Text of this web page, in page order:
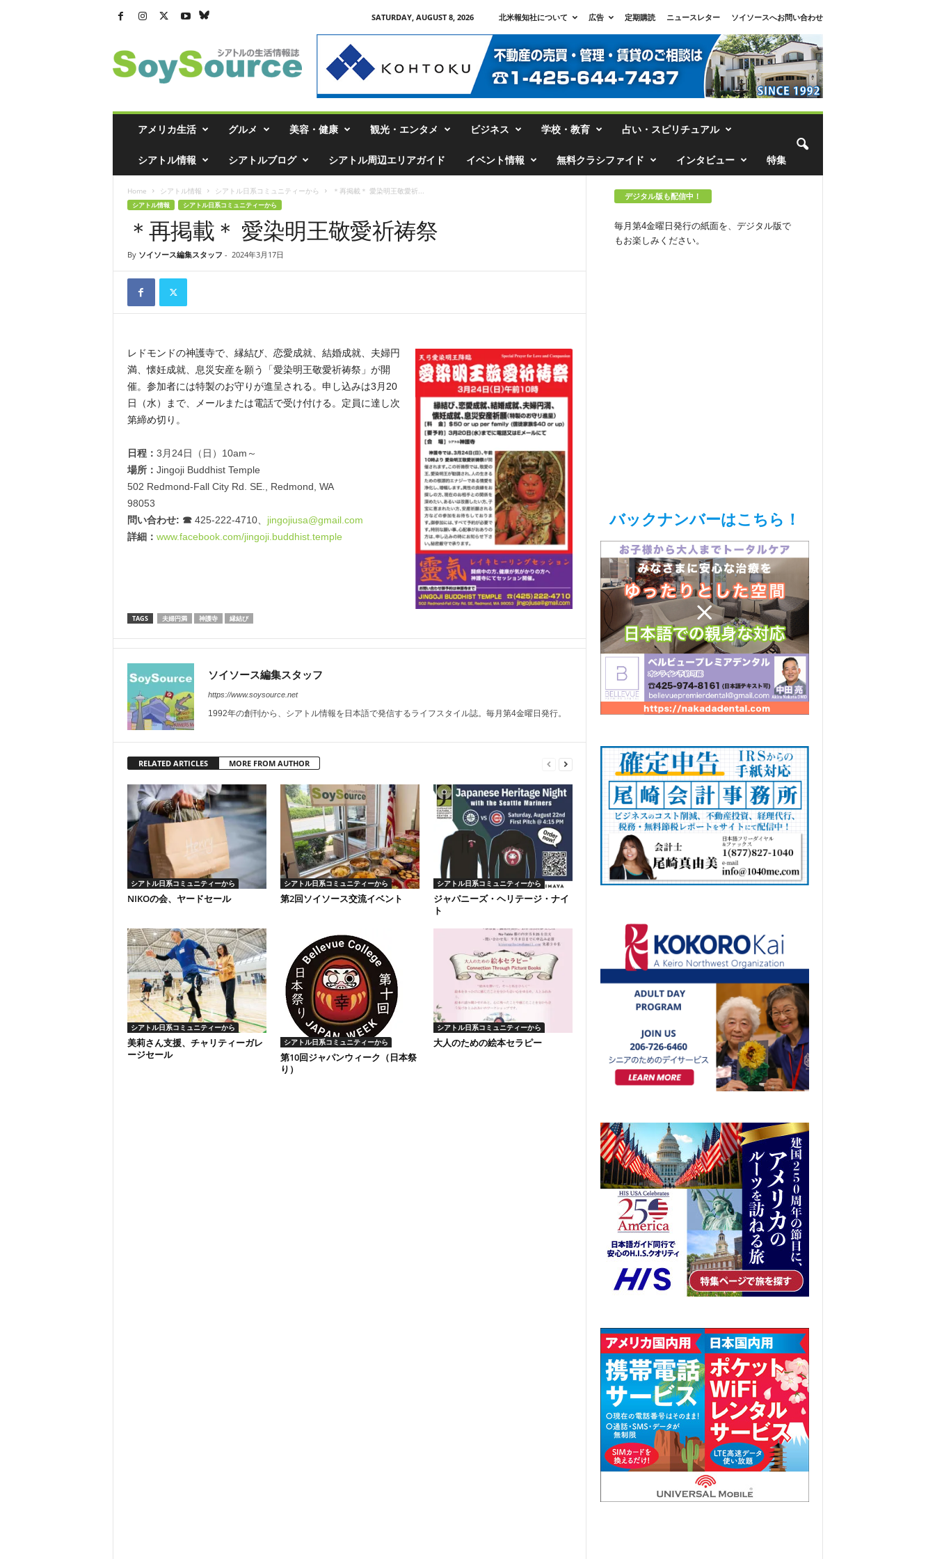
SATURDAY, AUGUST 8, 2026 北米報知社について 広告 定期購読 ニュースレター
ソイソースへお問い合わせ
ト
ル
アメリカ生活 グルメ 美容・健康 観光・エンタメ ビジネス 学校・教育 占い・スピリチュアル
シアトル情報 シアトルブログ シアトル周辺エリアガイド イベント情報 無料クラシファイド インタビュー 特集
Home シアトル情報 シアトル日系コミュニティーから ＊再掲載＊ 愛染明王敬愛祈...
シアトル情報 シアトル日系コミュニティーから
＊再掲載＊ 愛染明王敬愛祈祷祭
By ソイソース編集スタッフ - 2024年3月17日
レドモンドの神護寺で、縁結び、恋愛成就、結婚成就、夫婦円
満、懐妊成就、息災安産を願う「愛染明王敬愛祈祷祭」が開
催。 参加者には特製のお守りが進呈される。申し込みは3月20
日（水）まで、メールまたは電話で受け付ける。 定員に達し次
第締め切り。
日程： 3月24日（日）10am～
場所： Jingoji Buddhist Temple
502 Redmond-Fall City Rd. SE., Redmond, WA
98053
問い合わせ: ☎︎ 425-222-4710、 jingojiusa@gmail.com
詳細： www.facebook.com/jingoji. buddhist.temple
TAGS 夫婦円満 神護寺 縁結び
ソイソース編集スタッフ
https://www.soysource.net
1992年の創刊から、シアトル情報を日本語で発信するライフスタイル誌。毎月第4金曜日発行。
RELATED ARTICLES MORE FROM AUTHOR
シアトル日系コミュニティーから
NIKOの会、ヤードセール
シアトル日系コミュニティーから
第2回ソイソース交流イベント
シアトル日系コミュニティーから
ジャパニーズ・ヘリテージ・ナイ
ト
シアトル日系コミュニティーから
美莉さん支援、チャリティーガレ
ージセール
シアトル日系コミュニティーから
第10回ジャパンウィーク（日本祭
り）
シアトル日系コミュニティーから
大人のための絵本セラピー
デジタル版も配信中！
毎月第4金曜日発行の紙面を、デジタル版で
もお楽しみください。
バックナンバーはこちら！